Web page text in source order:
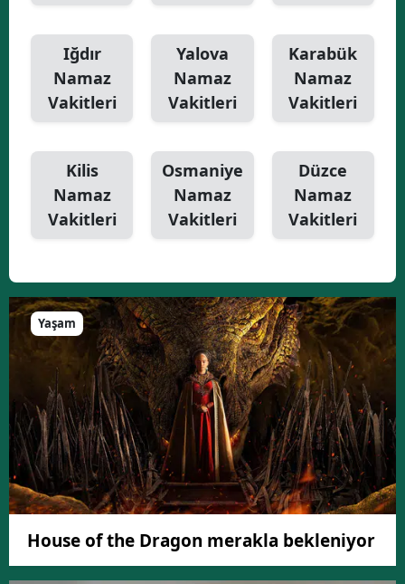
Iğdır
Namaz
Vakitleri
Yalova
Namaz
Vakitleri
Karabük
Namaz
Vakitleri
Kilis
Namaz
Vakitleri
Osmaniye
Namaz
Vakitleri
Düzce
Namaz
Vakitleri
Yaşam
House of the Dragon merakla bekleniyor